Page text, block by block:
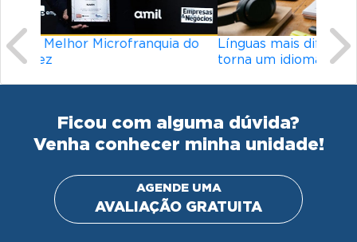
Línguas mais difíceis do mundo: o que
torna um idioma desafiador?
Ficou com alguma dúvida?
Venha conhecer minha unidade!
AGENDE UMA
AVALIAÇÃO GRATUITA